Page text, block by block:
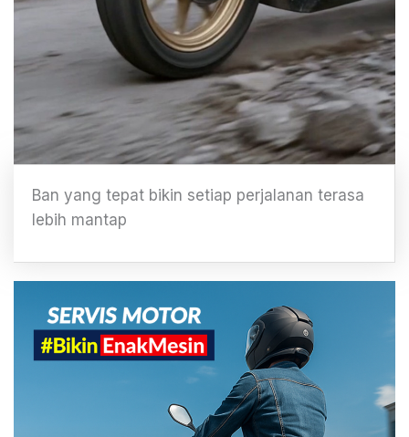
Ban yang tepat bikin setiap perjalanan terasa
lebih mantap